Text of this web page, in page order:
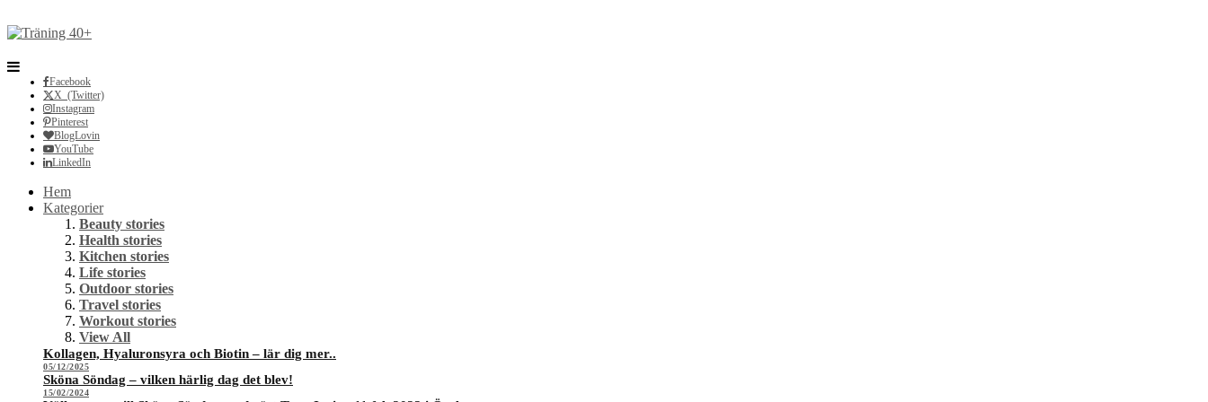
Facebook
X (Twitter)
Instagram
Pinterest
BlogLovin
YouTube
LinkedIn
Hem
Kategorier
Beauty stories
Health stories
Kitchen stories
Life stories
Outdoor stories
Travel stories
Workout stories
View All
Kollagen, Hyaluronsyra och Biotin – lär dig mer..
05/12/2025
Sköna Söndag – vilken härlig dag det blev!
15/02/2024